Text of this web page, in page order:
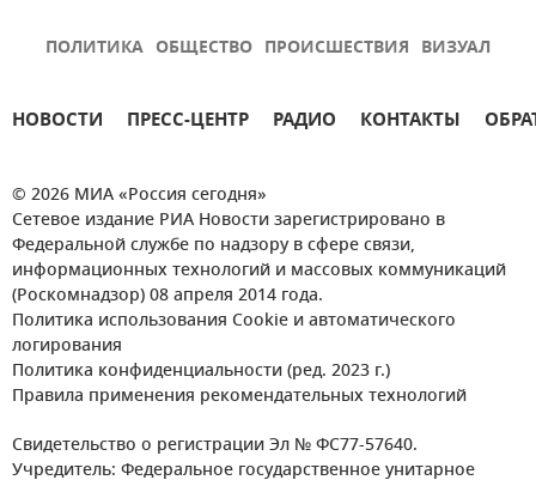
ПОЛИТИКА ОБЩЕСТВО ПРОИСШЕСТВИЯ ВИЗУАЛ
НОВОСТИ ПРЕСС-ЦЕНТР РАДИО КОНТАКТЫ
© 2026 МИА «Россия сегодня»
Сетевое издание РИА Новости зарегистрировано в
Федеральной службе по надзору в сфере связи,
информационных технологий и массовых коммуникаций
(Роскомнадзор) 08 апреля 2014 года.
Политика использования Cookie и автоматического
логирования
Политика конфиденциальности (ред. 2023 г.)
Правила применения рекомендательных технологий
Свидетельство о регистрации Эл № ФС77-57640.
Учредитель: Федеральное государственное унитарное